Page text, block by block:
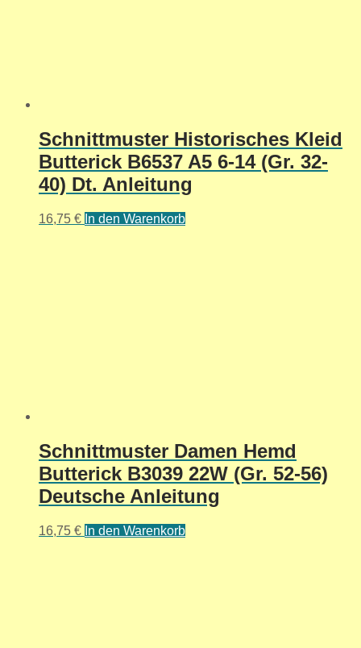
Schnittmuster Historisches Kleid
Butterick B6537 A5 6-14 (Gr. 32-
40) Dt. Anleitung
16,75 € In den Warenkorb
Schnittmuster Damen Hemd
Butterick B3039 22W (Gr. 52-56)
Deutsche Anleitung
16,75 € In den Warenkorb